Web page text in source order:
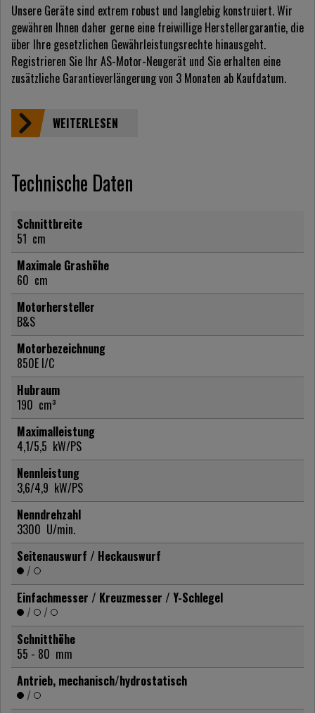
Unsere Geräte sind extrem robust und langlebig konstruiert. Wir
gewähren Ihnen daher gerne eine freiwillige Herstellergarantie, die
über Ihre gesetzlichen Gewährleistungsrechte hinausgeht.
Registrieren Sie Ihr AS-Motor-Neugerät und Sie erhalten eine
zusätzliche Garantieverlängerung von 3 Monaten ab Kaufdatum.
WEITERLESEN
Technische Daten
Schnittbreite
51 cm
Maximale Grashöhe
60 cm
Motorhersteller
B&S
Motorbezeichnung
850E I/C
Hubraum
190 cm³
Maximalleistung
4,1/5,5 kW/PS
Nennleistung
3,6/4,9 kW/PS
Nenndrehzahl
3300 U/min.
Seitenauswurf / Heckauswurf
/
Einfachmesser / Kreuzmesser / Y-Schlegel
/
/
Schnitthöhe
55 - 80 mm
Antrieb, mechanisch/hydrostatisch
/